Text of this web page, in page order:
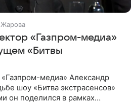
«Газпром-медиа»
«Битвы
медиа» Александр
шоу «Битва экстрасенсов»
он поделился в рамках